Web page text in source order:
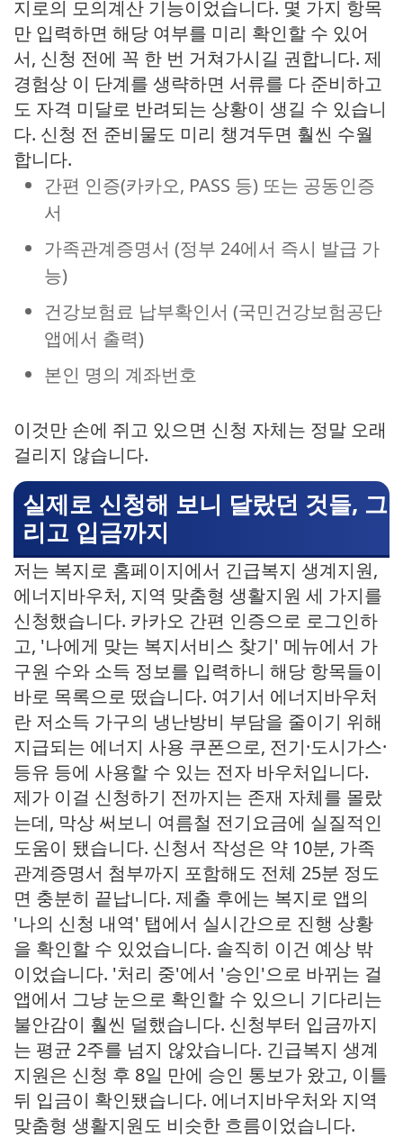
지로의 모의계산 기능이었습니다. 몇 가지 항목
만 입력하면 해당 여부를 미리 확인할 수 있어
서, 신청 전에 꼭 한 번 거쳐가시길 권합니다. 제
경험상 이 단계를 생략하면 서류를 다 준비하고
도 자격 미달로 반려되는 상황이 생길 수 있습니
다. 신청 전 준비물도 미리 챙겨두면 훨씬 수월
합니다.
간편 인증(카카오, PASS 등) 또는 공동인증
서
가족관계증명서 (정부 24에서 즉시 발급 가
능)
건강보험료 납부확인서 (국민건강보험공단
앱에서 출력)
본인 명의 계좌번호
이것만 손에 쥐고 있으면 신청 자체는 정말 오래
걸리지 않습니다.
실제로 신청해 보니 달랐던 것들, 그
리고 입금까지
저는 복지로 홈페이지에서 긴급복지 생계지원,
에너지바우처, 지역 맞춤형 생활지원 세 가지를
신청했습니다. 카카오 간편 인증으로 로그인하
고, '나에게 맞는 복지서비스 찾기' 메뉴에서 가
구원 수와 소득 정보를 입력하니 해당 항목들이
바로 목록으로 떴습니다. 여기서 에너지바우처
란 저소득 가구의 냉난방비 부담을 줄이기 위해
지급되는 에너지 사용 쿠폰으로, 전기·도시가스·
등유 등에 사용할 수 있는 전자 바우처입니다.
제가 이걸 신청하기 전까지는 존재 자체를 몰랐
는데, 막상 써보니 여름철 전기요금에 실질적인
도움이 됐습니다. 신청서 작성은 약 10분, 가족
관계증명서 첨부까지 포함해도 전체 25분 정도
면 충분히 끝납니다. 제출 후에는 복지로 앱의
'나의 신청 내역' 탭에서 실시간으로 진행 상황
을 확인할 수 있었습니다. 솔직히 이건 예상 밖
이었습니다. '처리 중'에서 '승인'으로 바뀌는 걸
앱에서 그냥 눈으로 확인할 수 있으니 기다리는
불안감이 훨씬 덜했습니다. 신청부터 입금까지
는 평균 2주를 넘지 않았습니다. 긴급복지 생계
지원은 신청 후 8일 만에 승인 통보가 왔고, 이틀
뒤 입금이 확인됐습니다. 에너지바우처와 지역
맞춤형 생활지원도 비슷한 흐름이었습니다.